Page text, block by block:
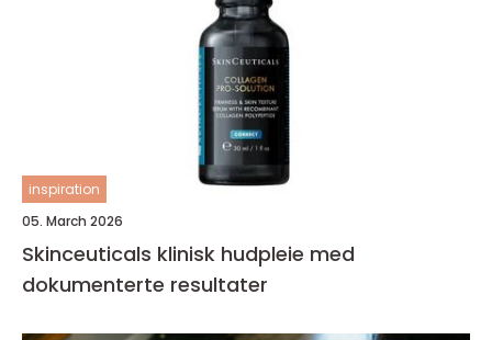
inspiration
05. March 2026
Skinceuticals klinisk hudpleie med
dokumenterte resultater